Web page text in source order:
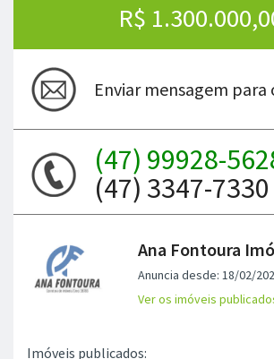
R$
Enviar mensagem
(47) 99928-
(47) 3347-7330
Ana Fontoura
Anuncia desde: 18/02/
Ver os imóveis
Imóveis publicados: